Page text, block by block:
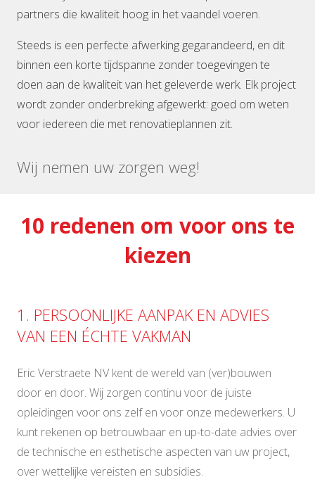
partners die kwaliteit hoog in het vaandel voeren.
Steeds is een perfecte afwerking gegarandeerd, en dit
binnen een korte tijdspanne zonder toegevingen te
doen aan de kwaliteit van het geleverde werk. Elk project
wordt zonder onderbreking afgewerkt: goed om weten
voor iedereen die met renovatieplannen zit.
Wij nemen uw zorgen weg!
10 redenen om voor ons te
kiezen
1. PERSOONLIJKE AANPAK EN ADVIES
VAN EEN ÉCHTE VAKMAN
Eric Verstraete NV kent de wereld van (ver)bouwen
door en door. Wij zorgen continu voor de juiste
opleidingen voor ons zelf en voor onze medewerkers. U
kunt rekenen op betrouwbaar en up-to-date advies over
de technische en esthetische aspecten van uw project,
over wettelijke vereisten en subsidies.